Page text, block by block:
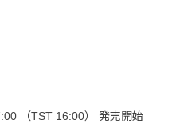
（TST 16:00） 発売開始